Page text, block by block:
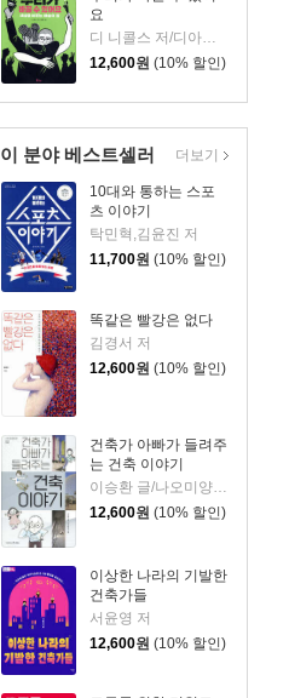
요
12,600원 (10% 할인)
이 분야 베스트셀러
10대와 통하는 스포
츠 이야기
탁민혁,김윤진 저
11,700원 (10% 할인)
똑같은 빨강은 없다
김경서 저
12,600원 (10% 할인)
건축가 아빠가 들려주
는 건축 이야기
12,600원 (10% 할인)
이상한 나라의 기발한
건축가들
서윤영 저
12,600원 (10% 할인)
더보기